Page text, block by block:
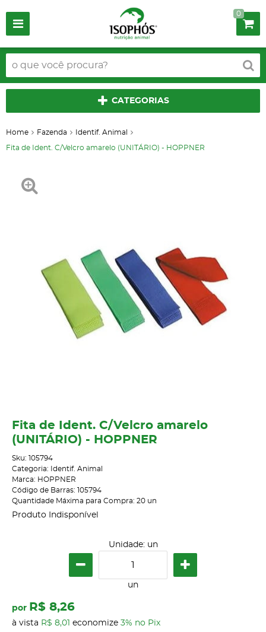
0
CATEGORIAS
Home Fazenda Identif. Animal
Fita de Ident. C/Velcro amarelo (UNITÁRIO) - HOPPNER
Fita de Ident. C/Velcro amarelo
(UNITÁRIO) - HOPPNER
Sku: 105794
Categoria:
Identif. Animal
Marca: HOPPNER
Código de Barras: 105794
Quantidade Máxima para Compra: 20 un
Produto Indisponível
Unidade: un
un
por R$ 8,26
à vista R$ 8,01 economize 3% no Pix